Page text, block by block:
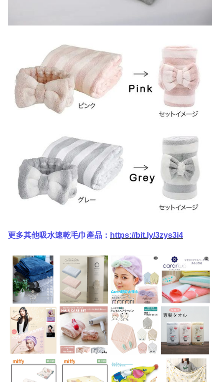
更多其他吸水速乾毛巾產品： https://bit.ly/3zys3i4